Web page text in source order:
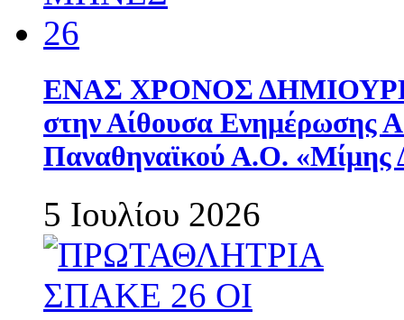
ΕΝΑΣ ΧΡΟΝΟΣ
στην Αίθουσα Ενημέρωσης
Παναθηναϊκού Α.Ο. «Μίμης
5 Ιουλίου 2026